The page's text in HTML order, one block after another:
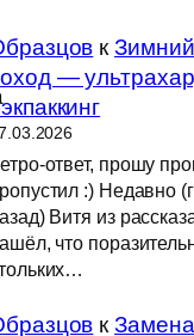
к
—
ответ, прошу
:) Недавно
Витя из
что
кЗамена